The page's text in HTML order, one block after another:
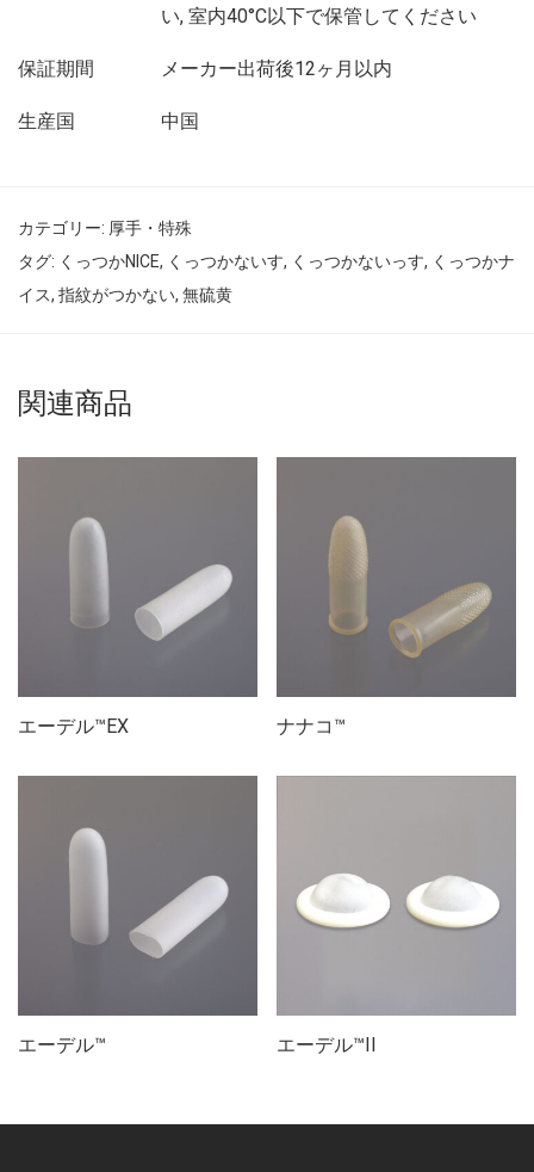
い, 室内40°C以下で保管してください
保証期間 メーカー出荷後12ヶ月以内
生産国 中国
カテゴリー: 厚手・特殊
タグ: くっつかNICE, くっつかないす, くっつかないっす, くっつかナ
イス, 指紋がつかない, 無硫黄
関連商品
エーデル™EX ナナコ™
エーデル™ エーデル™II